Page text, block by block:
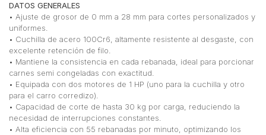
DATOS GENERALES
• Ajuste de grosor de 0 mm a 28 mm para cortes personalizados y
uniformes.
• Cuchilla de acero 100Cr6, altamente resistente al desgaste, con
excelente retención de filo.
• Mantiene la consistencia en cada rebanada, ideal para porcionar
carnes semi congeladas con exactitud.
• Equipada con dos motores de 1 HP (uno para la cuchilla y otro
para el carro corredizo).
• Capacidad de corte de hasta 30 kg por carga, reduciendo la
necesidad de interrupciones constantes.
• Alta eficiencia con 55 rebanadas por minuto, optimizando los